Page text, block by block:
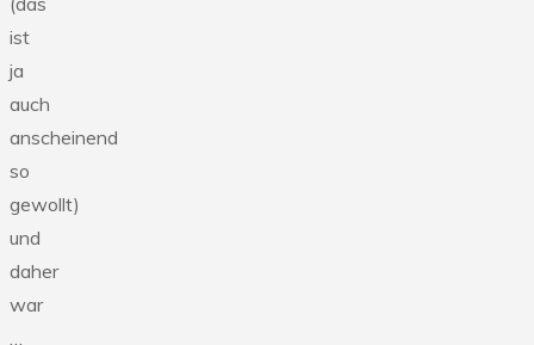
ist
ja
auch
anscheinend
so
gewollt)
und
daher
war